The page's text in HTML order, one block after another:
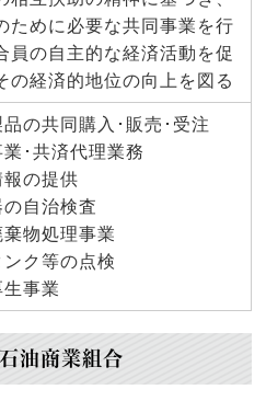
ために必要な共同事業を行
員の自主的な経済活動を促
の経済的地位の向上を図る
の共同購入･販売･受注
･共済代理業務
の提供
自治検査
物処理事業
ク等の点検
事業
油商業組合